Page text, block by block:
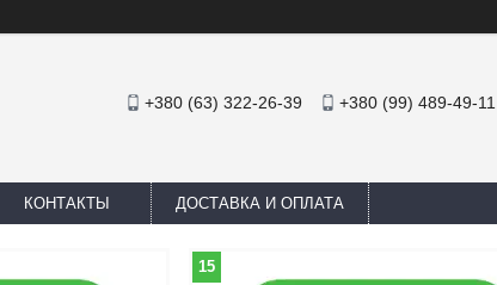
+380 (63) 322-26-39 +380 (99) 489-49-11
КОНТАКТЫ ДОСТАВКА И ОПЛАТА
15